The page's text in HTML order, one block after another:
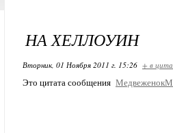
НА ХЕЛЛОУИН
Вторник, 01 Ноября 2011 г. 15:26 + в
Это цитата сообщения МедвеженокМ